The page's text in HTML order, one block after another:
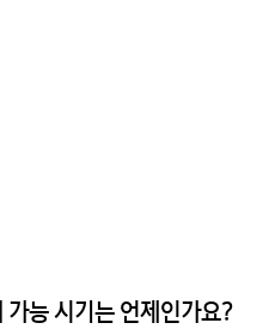
가능 시기는 언제인가요?